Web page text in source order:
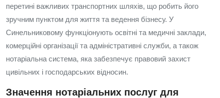
перетині важливих транспортних шляхів, що робить його
зручним пунктом для життя та ведення бізнесу. У
Синельниковому функціонують освітні та медичні заклади,
комерційні організації та адміністративні служби, а також
нотаріальна система, яка забезпечує правовий захист
цивільних і господарських відносин.
Значення нотаріальних послуг для